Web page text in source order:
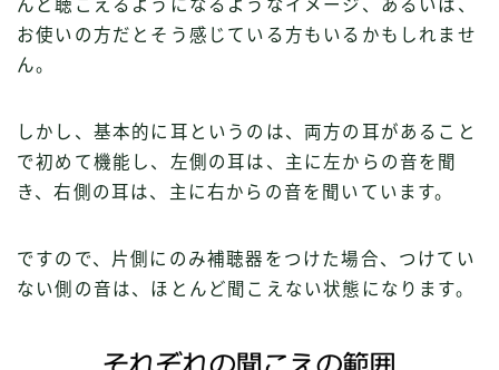
んど聴こえるようになるようなイメージ、あるいは、
お使いの方だとそう感じている方もいるかもしれませ
ん。
しかし、基本的に耳というのは、両方の耳があること
で初めて機能し、左側の耳は、主に左からの音を聞
き、右側の耳は、主に右からの音を聞いています。
ですので、片側にのみ補聴器をつけた場合、つけてい
ない側の音は、ほとんど聞こえない状態になります。